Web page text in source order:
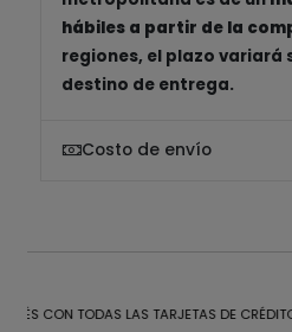
hábiles a partir de la
regiones, el plazo variará
destino de entrega.
Costo de envío
CON TODAS LAS TARJETAS DE